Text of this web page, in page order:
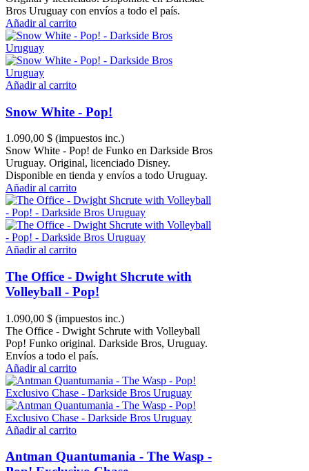
Bros Uruguay con envíos a todo el país.
Añadir al carrito
Añadir al carrito
Snow White - Pop!
1.090,00 $ (impuestos inc.)
Snow White - Pop! de Funko en Darkside Bros
Uruguay. Original, licenciado Disney.
Disponible en tienda y envíos a todo Uruguay.
Añadir al carrito
Añadir al carrito
The Office - Dwight Shcrute with
Volleyball - Pop!
1.090,00 $ (impuestos inc.)
The Office - Dwight Schrute with Volleyball
Pop! Funko original. Darkside Bros, Uruguay.
Envíos a todo el país.
Añadir al carrito
Añadir al carrito
Antman Quantumania - The Wasp -